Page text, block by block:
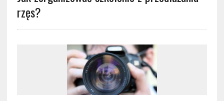
rzęs?